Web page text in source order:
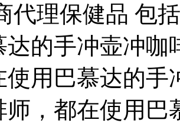
代理保健品 包
达的手冲壶冲咖
使用巴慕达的
师，都在使用